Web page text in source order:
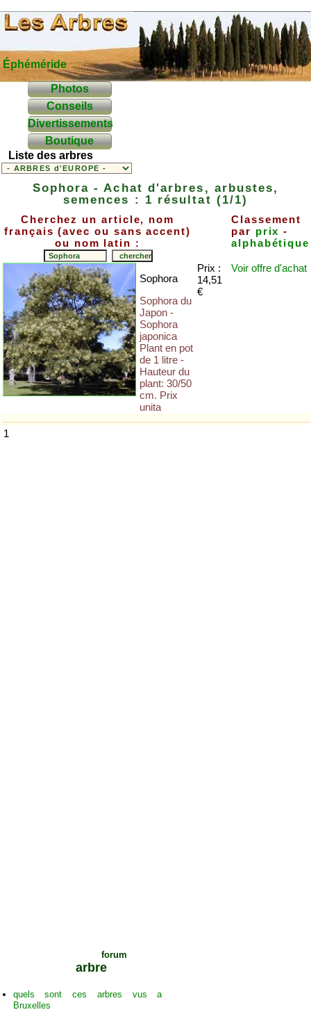
Éphéméride
Photos
Conseils
Divertissements
Boutique
Liste des arbres
Sophora - Achat d'arbres, arbustes,
semences : 1 résultat (1/1)
Cherchez un article, nom
français (avec ou sans accent)
ou nom latin :
Classement
par prix -
alphabétique
Sophora
Sophora du
Japon -
Sophora
japonica
Plant en pot
de 1 litre -
Hauteur du
plant: 30/50
cm. Prix
unita
Prix :
14,51
€
Voir offre d'achat
1
forum
arbre
quels sont ces arbres vus a
Bruxelles